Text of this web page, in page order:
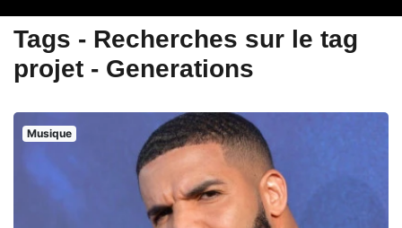
Tags - Recherches sur le tag
projet - Generations
Musique